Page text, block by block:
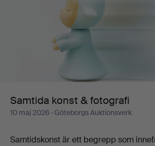
fotografi
Samtida konst & fotografi
10 maj 2026 · Göteborgs Auktionsverk
Samtidskonst är ett begrepp som